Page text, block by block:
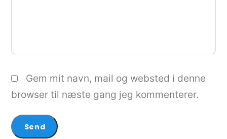
Gem mit navn, mail og websted i denne
browser til næste gang jeg kommenterer.